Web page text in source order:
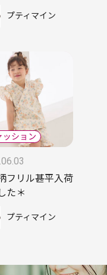
プティマイン
フリル甚平入荷
た＊
プティマイン